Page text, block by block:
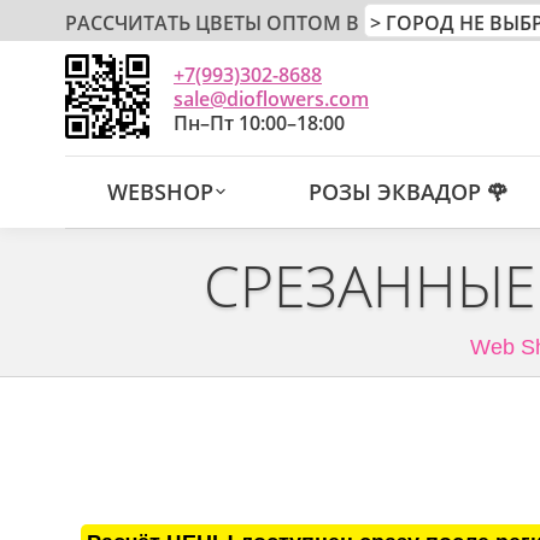
РАССЧИТАТЬ ЦВЕТЫ ОПТОМ В
+7(993)302-8688
sale@dioflowers.com
Пн–Пт 10:00–18:00
WEBSHOP РОЗЫ ЭКВАДОР 🌹
Web